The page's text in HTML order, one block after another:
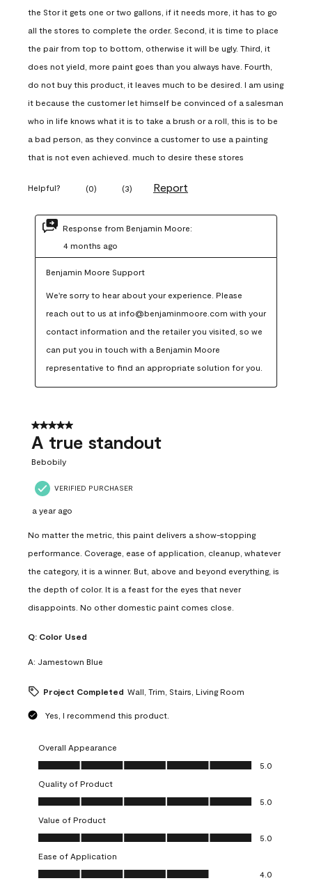
the Stor it gets one or two gallons, if it needs more, it has to go
all the stores to complete the order. Second, it is time to place
the pair from top to bottom, otherwise it will be ugly. Third, it
does not yield, more paint goes than you always have. Fourth,
do not buy this product, it leaves much to be desired. I am using
it because the customer let himself be convinced of a salesman
who in life knows what it is to take a brush or a roll, this is to be
a bad person, as they convince a customer to use a painting
that is not even achieved. much to desire these stores
Helpful? (0) (3) Report
Response from Benjamin Moore:
4 months ago
Benjamin Moore Support
We're sorry to hear about your experience. Please
reach out to us at info@benjaminmoore.com with your
contact information and the retailer you visited, so we
can put you in touch with a Benjamin Moore
representative to find an appropriate solution for you.
5 out of 5 stars.
A true standout
Bebobily
VERIFIED PURCHASER
a year ago
No matter the metric, this paint delivers a show-stopping
performance. Coverage, ease of application, cleanup, whatever
the category, it is a winner. But, above and beyond everything, is
the depth of color. It is a feast for the eyes that never
disappoints. No other domestic paint comes close.
Q: Color Used
A: Jamestown Blue
Project Completed Wall, Trim, Stairs, Living Room
Yes, I recommend this product.
Overall Appearance
Overall Appearance, 5.0 out of 5
5.0
Quality of Product
Quality of Product, 5.0 out of 5
5.0
Value of Product
Value of Product, 5.0 out of 5
5.0
Ease of Application
Ease of Application, 4.0 out of 5
4.0